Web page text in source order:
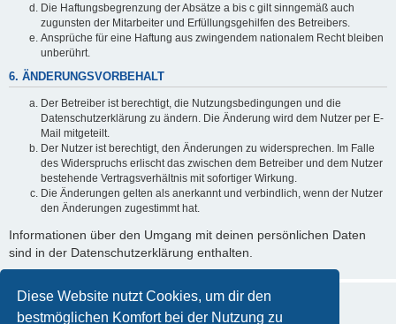
Diese Website nutzt Cookies, um dir den
bestmöglichen Komfort bei der Nutzung zu
Die Haftungsbegrenzung der Absätze a bis c gilt sinngemäß auch
zugunsten der Mitarbeiter und Erfüllungsgehilfen des Betreibers.
Ansprüche für eine Haftung aus zwingendem nationalem Recht bleiben
unberührt.
6. ÄNDERUNGSVORBEHALT
Der Betreiber ist berechtigt, die Nutzungsbedingungen und die
Datenschutzerklärung zu ändern. Die Änderung wird dem Nutzer per E-
Mail mitgeteilt.
Der Nutzer ist berechtigt, den Änderungen zu widersprechen. Im Falle
des Widerspruchs erlischt das zwischen dem Betreiber und dem Nutzer
bestehende Vertragsverhältnis mit sofortiger Wirkung.
Die Änderungen gelten als anerkannt und verbindlich, wenn der Nutzer
den Änderungen zugestimmt hat.
Informationen über den Umgang mit deinen persönlichen Daten
sind in der Datenschutzerklärung enthalten.